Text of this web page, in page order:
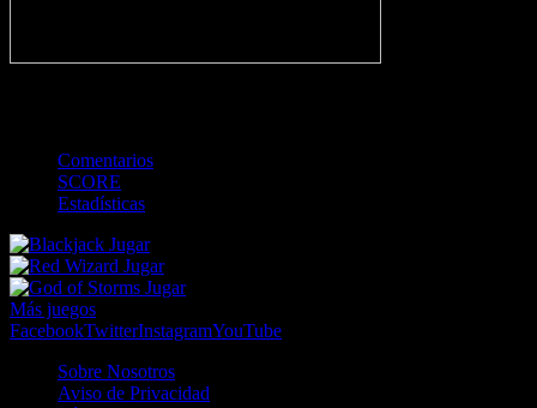
Comentarios
SCORE
Estadísticas
Jugar
Jugar
Jugar
Más juegos
FacebookTwitterInstagramYouTube
Sobre Nosotros
Aviso de Privacidad